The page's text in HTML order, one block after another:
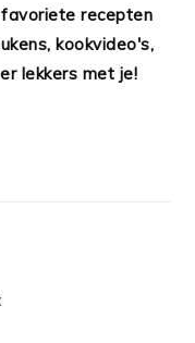
favoriete recepten
kookvideo's,
lekkers met je!